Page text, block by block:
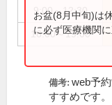
9:00～12:30
16:00～19:00
お盆(8月中旬)は
に必ず医療機関
備考: web予
すすめです。